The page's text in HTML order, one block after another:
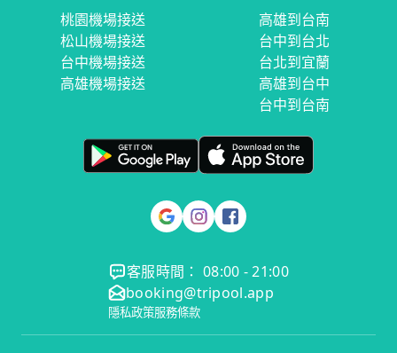
桃園機場接送
松山機場接送
台中機場接送
高雄機場接送
高雄到台南
台中到台北
台北到宜蘭
高雄到台中
台中到台南
客服時間： 08:00 - 21:00
booking@tripool.app
隱私政策服務條款